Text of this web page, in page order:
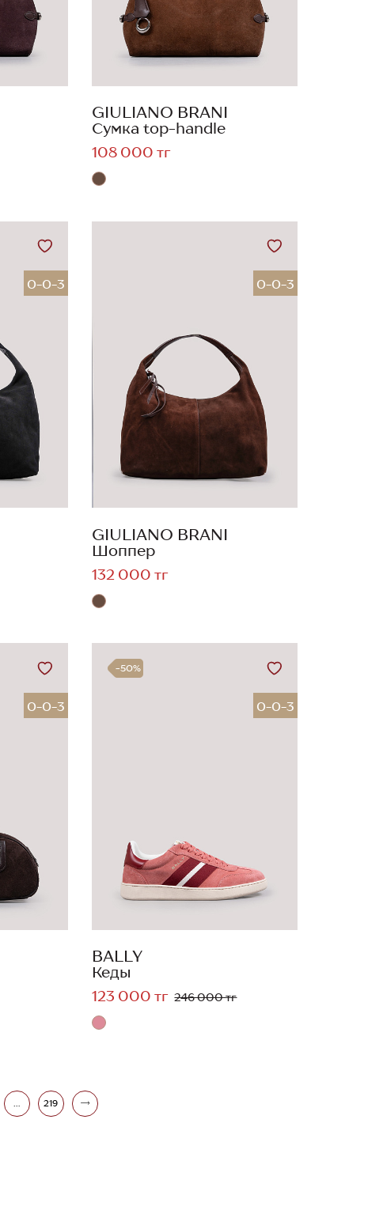
GIULIANO BRANI
Сумка top-handle
108 000 тг
0-0-3 0-0-3
GIULIANO BRANI
Шоппер
132 000 тг
0-0-3
-50%
0-0-3
BALLY
Кеды
123 000 тг 246 000 тг
219